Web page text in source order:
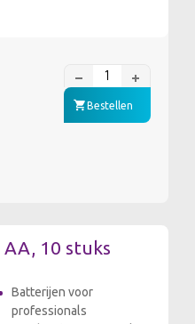
Bestellen
10 stuks
Batterijen voor
professionals